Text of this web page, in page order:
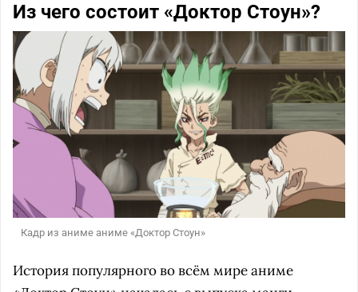
Из чего состоит «Доктор Стоун»?
Кадр из аниме аниме «Доктор Стоун»
История популярного во всём мире аниме